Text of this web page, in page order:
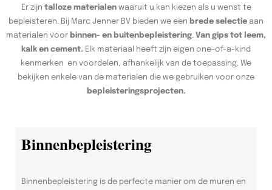
Er zijn talloze materialenwaaruit u kan kiezen als u wenst te
bepleisteren. Bij Marc Jenner BV bieden we een brede selectie aan
materialen voor binnen- en buitenbepleistering. Van gips tot leem,
kalk en cement. Elk materiaal heeft zijn eigen one-of-a-kind
kenmerken en voordelen, afhankelijk van de toepassing. We
bekijken enkele van de materialen die we gebruiken voor onze
bepleisteringsprojecten.
Binnenbepleistering
Binnenbepleistering is de perfecte manier om de muren en